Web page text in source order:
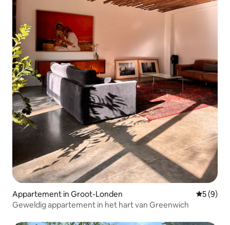
Appartement in Groot-Londen
5 (9)
Geweldig appartement in het hart van Greenwich